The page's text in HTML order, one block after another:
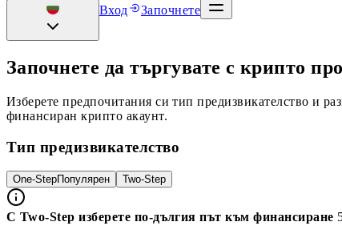
Вход Започнете
Започнете да търгувате с крипто
Изберете предпочитания си тип предизвикателство и
финансиран крипто акаунт.
Тип предизвикателство
One-StepПопулярен Two-Step
С Two-Step изберете по-дългия път към финансиране